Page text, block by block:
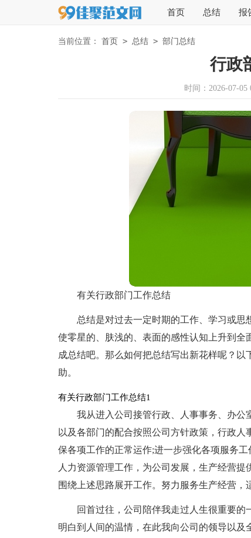
首页 总结 报
当前位置： 首页 > 总结 > 部门总结
行政
时间：2026-07-05
有关行政部门工作总结
总结是对过去一定时期的工作、学习或
使零星的、肤浅的、表面的感性认知上升到
成总结吧。那么如何把总结写出新花样呢？
助。
有关行政部门工作总结1
我从进入公司接管行政、人事事务、办
以及各部门的配合按照公司方针政策，行政
保各项工作的正常运作;进一步强化各项服务
人力资源管理工作，为公司发展，生产经营
围绕上述思路展开工作。努力服务生产经营，
回首过往，公司陪伴我走过人生很重要
明白到人间的温情，在此我向公司的领导以